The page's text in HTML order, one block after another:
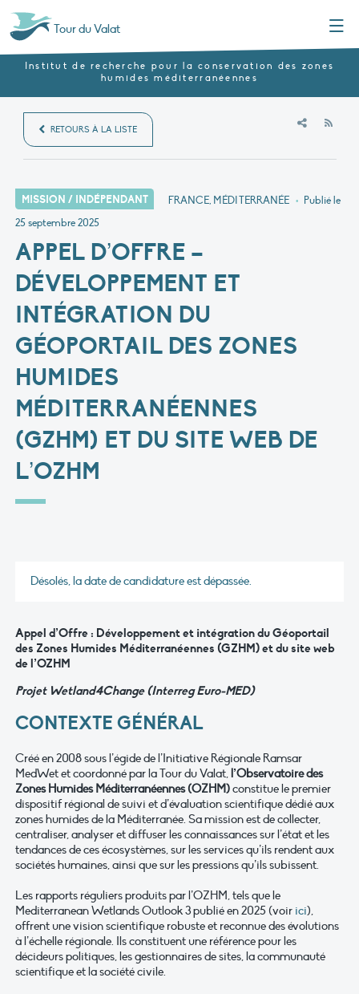
Tour du Valat
Institut de recherche pour la conservation des zones
humides méditerranéennes
RETOURS À LA LISTE
MISSION / INDÉPENDANT FRANCE, MÉDITERRANÉE • Publié le
25 septembre 2025
APPEL D’OFFRE –
DÉVELOPPEMENT ET
INTÉGRATION DU
GÉOPORTAIL DES ZONES
HUMIDES
MÉDITERRANÉENNES
(GZHM) ET DU SITE WEB DE
L’OZHM
Désolés, la date de candidature est dépassée.
Appel d’Offre : Développement et intégration du Géoportail
des Zones Humides Méditerranéennes (GZHM) et du site web
de l’OZHM
Projet Wetland4Change (Interreg Euro-MED)
CONTEXTE GÉNÉRAL
Créé en 2008 sous l’égide de l’Initiative Régionale Ramsar
MedWet et coordonné par la Tour du Valat, l’Observatoire des
Zones Humides Méditerranéennes (OZHM)constitue le premier
dispositif régional de suivi et d’évaluation scientifique dédié aux
zones humides de la Méditerranée. Sa mission est de collecter,
centraliser, analyser et diffuser les connaissances sur l’état et les
tendances de ces écosystèmes, sur les services qu’ils rendent aux
sociétés humaines, ainsi que sur les pressions qu’ils subissent.
Les rapports réguliers produits par l’OZHM, tels que le
Mediterranean Wetlands Outlook 3 publié en 2025 (voir ici),
offrent une vision scientifique robuste et reconnue des évolutions
à l’échelle régionale. Ils constituent une référence pour les
décideurs politiques, les gestionnaires de sites, la communauté
scientifique et la société civile.